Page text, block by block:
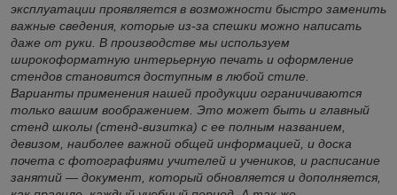
эксплуатации проявляется в возможности быстро заменить
важные сведения, которые из-за спешки можно написать
даже от руки. В производстве мы используем
широкоформатную интерьерную печать и оформление
стендов становится доступным в любой стиле.
Варианты применения нашей продукции ограничиваются
только вашим воображением. Это может быть и главный
стенд школы (стенд-визитка) с ее полным названием,
девизом, наиболее важной общей информацией, и доска
почета с фотографиями учителей и учеников, и расписание
занятий ― документ, который обновляется и дополняется,